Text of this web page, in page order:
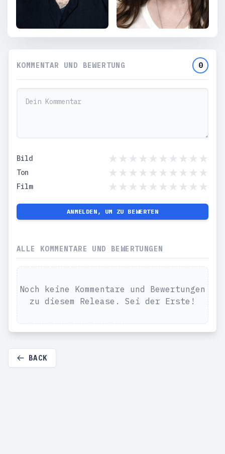
KOMMENTAR UND BEWERTUNG 0
Bild
Ton
Film
ANMELDEN, UM ZU BEWERTEN
ALLE KOMMENTARE UND BEWERTUNGEN
Noch keine Kommentare und Bewertungen
zu diesem Release. Sei der Erste!
BACK